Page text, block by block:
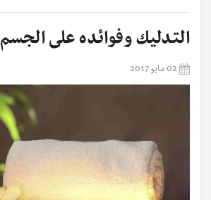
التدليك وفوائده على الجسم
02 مايو 2017